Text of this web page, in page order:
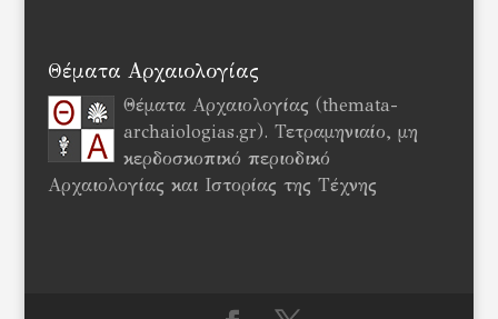
Θέματα Αρχαιολογίας
Θέματα Αρχαιολογίας (themata-
archaiologias.gr). Τετραμηνιαίο, μη
κερδοσκοπικό περιοδικό
Αρχαιολογίας και Ιστορίας της Τέχνης